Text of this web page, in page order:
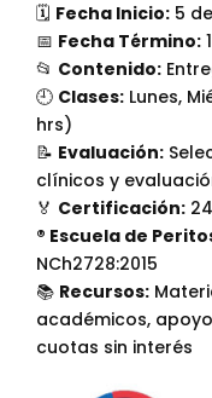
🗓️ Fecha Inicio:5
📅 Fecha Término:
📂 Contenido:
🕘 Clases:Lunes,
hrs)
📝 Evaluación:
clínicos y
🏅 Certificación:
® Escuela de
NCh2728:2015
📚 Recursos:
académicos,
cuotas sin interés